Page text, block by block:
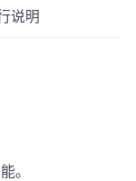
说明
。